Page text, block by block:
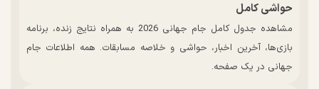
حواشی کامل
مشاهده جدول کامل جام جهانی 2026 به همراه نتایج زنده، برنامه
بازی‌ها، آخرین اخبار، حواشی و خلاصه مسابقات. همه اطلاعات جام
جهانی در یک صفحه.